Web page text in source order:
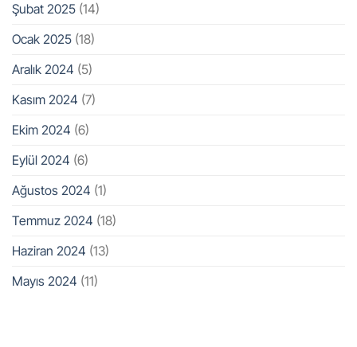
Şubat 2025 (14)
Ocak 2025 (18)
Aralık 2024 (5)
Kasım 2024 (7)
Ekim 2024 (6)
Eylül 2024 (6)
Ağustos 2024 (1)
Temmuz 2024 (18)
Haziran 2024 (13)
Mayıs 2024 (11)